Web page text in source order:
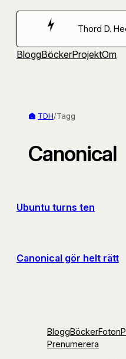
Hoppa
Thord D.
BloggBöckerProjektOm
TDH/Tagg
Canonical
Ubuntu turns ten
Canonical gör helt rätt
BloggBöckerFoton
Prenumerera